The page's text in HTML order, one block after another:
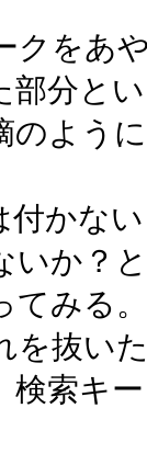
クをあ
部分と
のよう
付かな
いか？
てみる
を抜い
検索キ